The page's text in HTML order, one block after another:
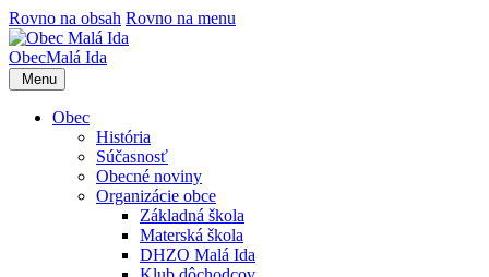
Rovno na obsah Rovno na menu
ObecMalá Ida
Menu
Obec
História
Súčasnosť
Obecné noviny
Organizácie obce
Základná škola
Materská škola
DHZO Malá Ida